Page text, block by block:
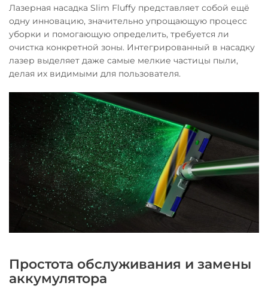
Лазерная насадка Slim Fluffy представляет собой ещё
одну инновацию, значительно упрощающую процесс
уборки и помогающую определить, требуется ли
очистка конкретной зоны. Интегрированный в насадку
лазер выделяет даже самые мелкие частицы пыли,
делая их видимыми для пользователя.
Простота обслуживания и замены
аккумулятора